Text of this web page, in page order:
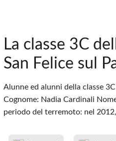
La classe 3C
San Felice sul
Alunne ed alunni della classe
Cognome: Nadia Cardinali
periodo del terremoto: nel